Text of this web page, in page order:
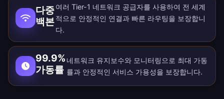
다중
백본
여러 Tier-1 네트워크 공급자를 사용하여 전 세계
적으로 안정적인 연결과 빠른 라우팅을 보장합니
다.
99.9%
가동률
네트워크 유지보수와 모니터링으로 최대 가동
률과 안정적인 서비스 가용성을 보장합니다.